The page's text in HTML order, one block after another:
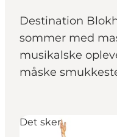
Overnatning
Planlæg din
Destination
sommer med
musikalske
måske
Det sker